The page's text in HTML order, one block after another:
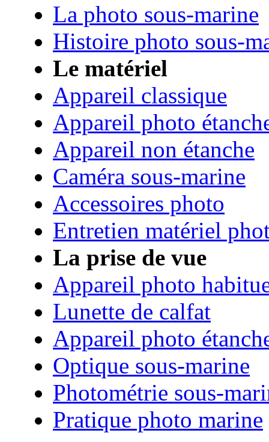
La photo sous-marine
Histoire photo sous-
Le matériel
Appareil classique
Appareil photo
Appareil non étanche
Caméra sous-marine
Accessoires photo
Entretien matériel
La prise de vue
Appareil photo
Lunette de calfat
Appareil photo
Optique sous-marine
Photométrie sous-
Pratique photo marine